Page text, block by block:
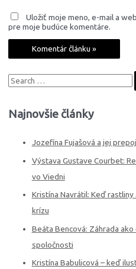
Uložiť moje meno, e-mail a
pre moje budúce komentáre.
S
aNajnovšie články
Jozefína Fujašová a jej
Výstava Gustave Courbet:
vo Viedni
Kristína Navrátil: Keď
krízu
Beáta Bencová: Záhrada
spoločnosti
Kristína Babulicová – keď